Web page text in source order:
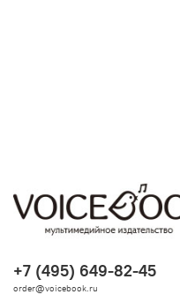
+7 (495) 649-82-45
order@voicebook.ru